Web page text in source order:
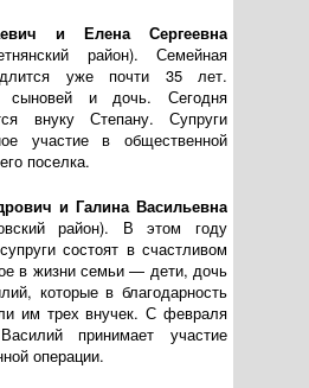
и Елена Сергеевна
район). Семейная
уже почти 35 лет.
сыновей и дочь. Сегодня
внуку Степану. Супруги
участие в общественной
поселка.
и Галина Васильевна
район). В этом году
состоят в счастливом
в жизни семьи — дети, дочь
которые в благодарность
им трех внучек. С февраля
принимает участие
операции.